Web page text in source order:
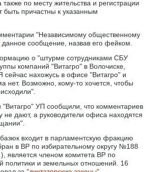
также по месту жительства и регистрации
быть причастны к указанным
"Независимому общественному
данное сообщение, назвав его фейком.
о "штурме сотрудниками СБУ
компаний "Витагро" в Волочиске,
сейчас нахожусь в офисе "Витагро" и
нет. Возможно, кому-то хочется, чтобы
УП сообщили, что комментариев
не дают, а руководители офиса находятся
входит в парламентскую фракцию
в ВР по избирательному округу №188
является членом комитета ВР по
политики и земельных отношений. 16